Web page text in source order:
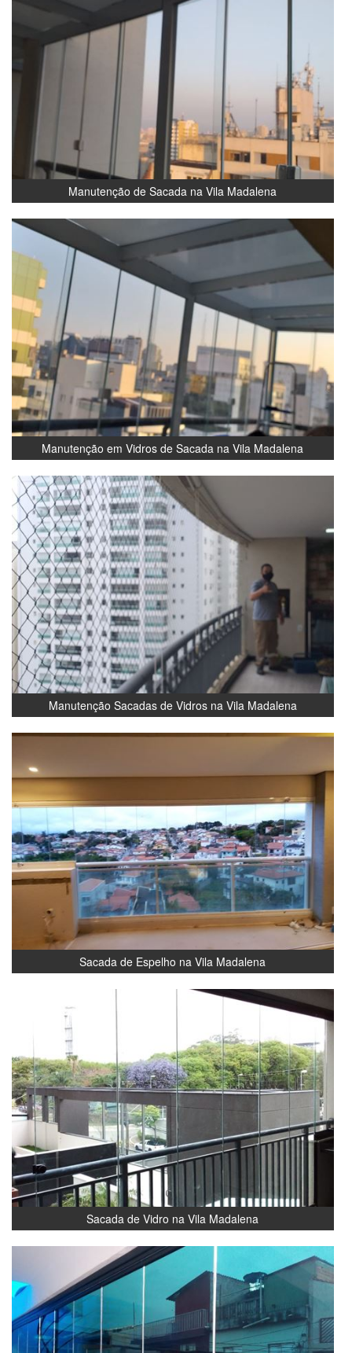
Manutenção de Sacada na Vila Madalena
Manutenção em Vidros de Sacada na Vila Madalena
Manutenção Sacadas de Vidros na Vila Madalena
Sacada de Espelho na Vila Madalena
Sacada de Vidro na Vila Madalena